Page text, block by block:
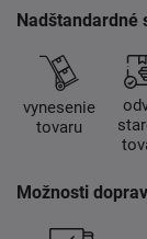
Nadštandardné
vynesenie
tovaru
Možnosti